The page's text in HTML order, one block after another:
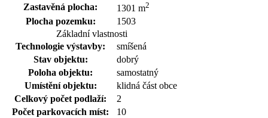
Zastavěná plocha: 1301 m2
Plocha pozemku:
1503
Základní vlastnosti
Technologie výstavby:
smíšená
Stav objektu:
dobrý
Poloha objektu:
samostatný
Umístění objektu:
klidná část obce
Celkový počet podlaží:
2
Počet parkovacích míst:
10